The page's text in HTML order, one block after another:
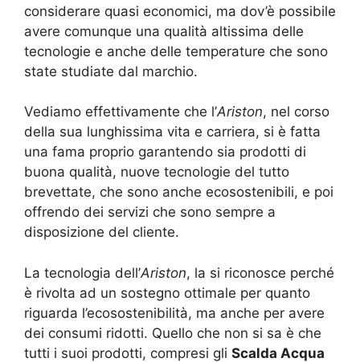
considerare quasi economici, ma dov’è possibile
avere comunque una qualità altissima delle
tecnologie e anche delle temperature che sono
state studiate dal marchio.
Vediamo effettivamente che l’Ariston, nel corso
della sua lunghissima vita e carriera, si è fatta
una fama proprio garantendo sia prodotti di
buona qualità, nuove tecnologie del tutto
brevettate, che sono anche ecosostenibili, e poi
offrendo dei servizi che sono sempre a
disposizione del cliente.
La tecnologia dell’Ariston, la si riconosce perché
è rivolta ad un sostegno ottimale per quanto
riguarda l’ecosostenibilità, ma anche per avere
dei consumi ridotti. Quello che non si sa è che
tutti i suoi prodotti, compresi gli Scalda Acqua